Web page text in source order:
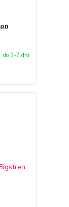
do 3-7 dní